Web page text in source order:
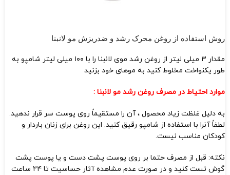
روش استفاده از روغن محرک رشد و ضدریزش مو لانبنا
مقدار ۳ میلی لیتر از روغن رشد موی لانبنا را با ۱۰۰ میلی لیتر شامپو به
طور یکنواخت مخلوط کنید به موهای خود بزنید
موارد احتیاط در مصرف روغن رشد مو لانبنا :
به دلیل غلظت زیاد محصول ، آن را مستقیماً روی پوست سر قرار ندهید.
لطفاً آنرا با استفاده از شامپو رقیق کنید. این روغن برای زنان باردار و
کودکان مناسب نیست.
نکته: قبل از مصرف حتما بر روی پوست پشت دست و یا پوست پشت
گوش تست کنید و در صورت عدم مشاهده آثار حساسیت تا ۲۴ ساعت